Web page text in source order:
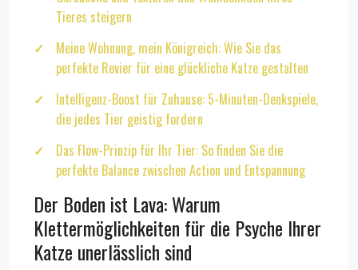
Tieres steigern
Meine Wohnung, mein Königreich: Wie Sie das
perfekte Revier für eine glückliche Katze gestalten
Intelligenz-Boost für Zuhause: 5-Minuten-Denkspiele,
die jedes Tier geistig fordern
Das Flow-Prinzip für Ihr Tier: So finden Sie die
perfekte Balance zwischen Action und Entspannung
Der Boden ist Lava: Warum
Klettermöglichkeiten für die Psyche Ihrer
Katze unerlässlich sind